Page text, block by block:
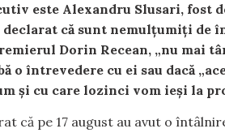
este Alexandru Slusari, fost
că sunt nemulțumiți de
Dorin Recean, „nu mai
întrevedere cu ei sau dacă
și cu care lozinci vom ieși la
că pe 17 august au avut o